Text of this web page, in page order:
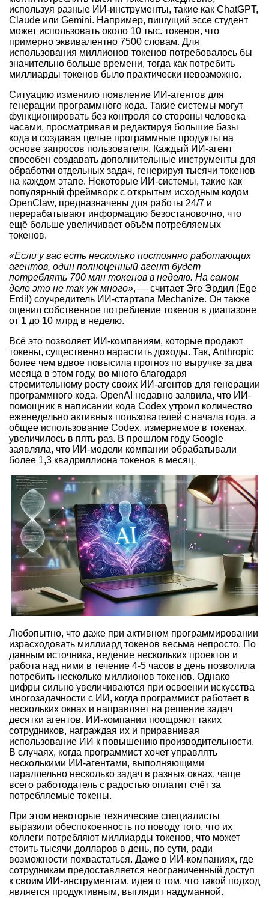
используя разные ИИ-инструменты, такие как ChatGPT,
Claude или Gemini. Например, пишущий эссе студент
может использовать около 10 тыс. токенов, что
примерно эквивалентно 7500 словам. Для
использования миллионов токенов потребовалось бы
значительно больше времени, тогда как потребить
миллиарды токенов было практически невозможно.
Ситуацию изменило появление ИИ-агентов для
генерации программного кода. Такие системы могут
функционировать без контроля со стороны человека
часами, просматривая и редактируя большие базы
кода и создавая целые программные продукты на
основе запросов пользователя. Каждый ИИ-агент
способен создавать дополнительные инструменты для
обработки отдельных задач, генерируя тысячи токенов
на каждом этапе. Некоторые ИИ-системы, такие как
популярный фреймворк с открытым исходным кодом
OpenClaw, предназначены для работы 24/7 и
перерабатывают информацию безостановочно, что
ещё больше увеличивает объём потребляемых
токенов.
«Если у вас есть несколько постоянно работающих
агентов, один полноценный агент будет
потреблять 700 млн токенов в неделю. На самом
деле это не так уж много», — считает Эге Эрдил (Ege
Erdil) соучредитель ИИ-стартапа Mechanize. Он также
оценил собственное потребление токенов в диапазоне
от 1 до 10 млрд в неделю.
Всё это позволяет ИИ-компаниям, которые продают
токены, существенно нарастить доходы. Так, Anthropic
более чем вдвое повысила прогноз по выручке за два
месяца в этом году, во много благодаря
стремительному росту своих ИИ-агентов для генерации
программного кода. OpenAI недавно заявила, что ИИ-
помощник в написании кода Codex утроил количество
еженедельно активных пользователей с начала года, а
общее использование Codex, измеряемое в токенах,
увеличилось в пять раз. В прошлом году Google
заявляла, что ИИ-модели компании обрабатывали
более 1,3 квадриллиона токенов в месяц.
Любопытно, что даже при активном программировании
израсходовать миллиард токенов весьма непросто. По
данным источника, ведение нескольких проектов и
работа над ними в течение 4-5 часов в день позволила
потребить несколько миллионов токенов. Однако
цифры сильно увеличиваются при освоении искусства
многозадачности с ИИ, когда программист работает в
нескольких окнах и направляет на решение задач
десятки агентов. ИИ-компании поощряют таких
сотрудников, награждая их и приравнивая
использование ИИ к повышению производительности.
В случаях, когда программист хочет управлять
несколькими ИИ-агентами, выполняющими
параллельно несколько задач в разных окнах, чаще
всего работодатель с радостью оплатит счёт за
потребляемые токены.
При этом некоторые технические специалисты
выразили обеспокоенность по поводу того, что их
коллеги потребляют миллиарды токенов, что может
стоить тысячи долларов в день, по сути, ради
возможности похвастаться. Даже в ИИ-компаниях, где
сотрудникам предоставляется неограниченный доступ
к своим ИИ-инструментам, идея о том, что такой подход
является продуктивным, выглядит надуманной.